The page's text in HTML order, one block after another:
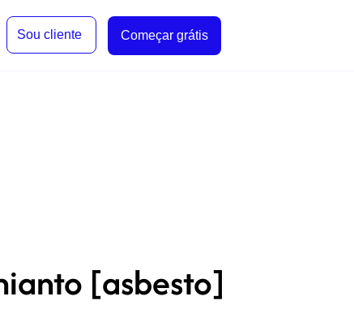
Sou cliente Começar grátis
[asbesto]